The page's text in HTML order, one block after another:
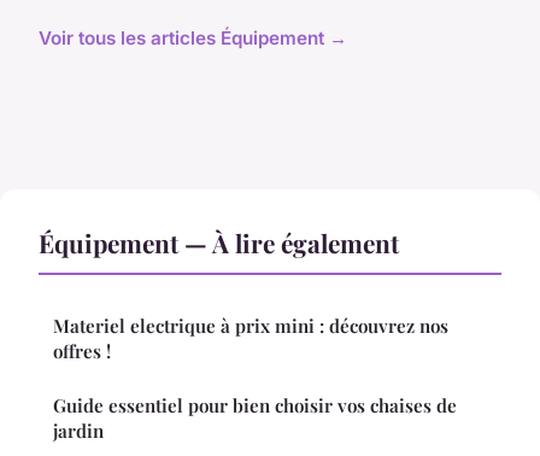
Voir tous les articles Équipement →
Équipement — À lire également
Materiel electrique à prix mini : découvrez nos
offres !
Guide essentiel pour bien choisir vos chaises de
jardin